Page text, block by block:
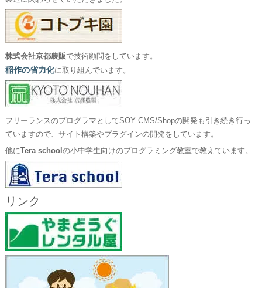
株式会社京都農販で技術顧問をしています。
稲作の省力化に取り組んでいます。
フリーランスのプログラマとしてSOY CMS/Shopの開発も引き続き行っ
ていますので、サイト構築やプラグインの開発をしています。
他にTera school の小中学生向けのプログラミング教室で教えています。
リンク